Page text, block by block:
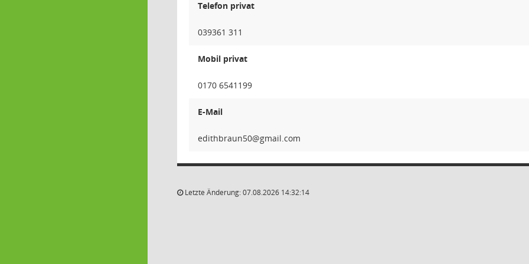
Telefon privat
039361 311
Mobil privat
0170 6541199
E-Mail
05nuar
Letzte Änderung: 07.08.2026 14:32:14